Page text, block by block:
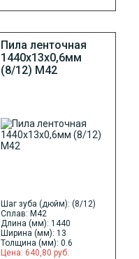
Пила ленточная
1440х13х0,6мм
(8/12) М42
Шаг зуба (дюйм): (8/12)
Сплав: M42
Длина (мм): 1440
Ширина (мм): 13
Толщина (мм): 0.6
Цена: 640,80 руб.